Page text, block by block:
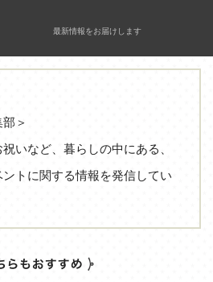
最新情報をお届けします
＞
いなど、暮らしの中にある、
トに関する情報を発信してい